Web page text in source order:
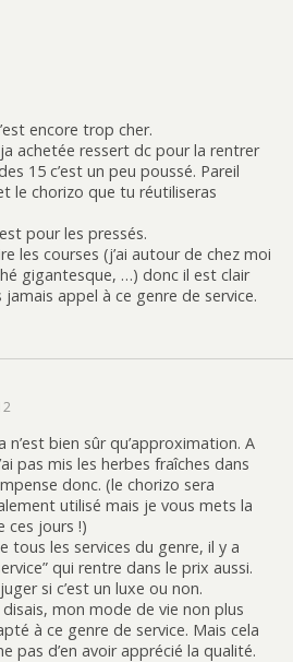
encore trop cher.
achetée ressert dc pour la rentrer
15 c’est un peu poussé. Pareil
le chorizo que tu réutiliseras
pour les pressés.
les courses (j’ai autour de chez moi
gigantesque, …) donc il est clair
appel à ce genre de service.
n’est bien sûr qu’approximation. A
pas mis les herbes fraîches dans
donc. (le chorizo sera
utilisé mais je vous mets la
ces jours !)
tous les services du genre, il y a
qui rentre dans le prix aussi.
si c’est un luxe ou non.
mon mode de vie non plus
à ce genre de service. Mais cela
pas d’en avoir apprécié la qualité.